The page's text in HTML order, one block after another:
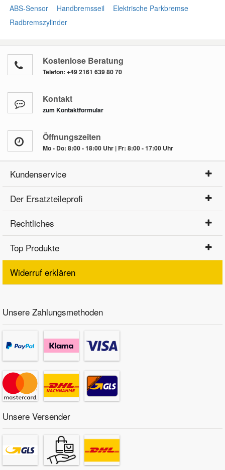
ABS-Sensor
Handbremsseil
Elektrische Parkbremse
Radbremszylinder
Kostenlose Beratung
Telefon: +49 2161 639 80 70
Kontakt
zum Kontaktformular
Öffnungszeiten
Mo - Do: 8:00 - 18:00 Uhr | Fr: 8:00 - 17:00 Uhr
Kundenservice
Der Ersatzteileprofi
Rechtliches
Top Produkte
Widerruf erklären
Unsere Zahlungsmethoden
Unsere Versender